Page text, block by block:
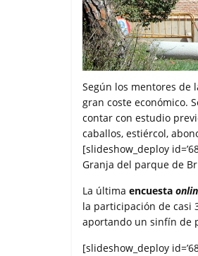
Según los mentores de
gran coste económico.
contar con estudio
caballos, estiércol,
[slideshow_deploy
Granja del parque de
La última encuesta
la participación de casi
aportando un sinfín de
[slideshow_deploy